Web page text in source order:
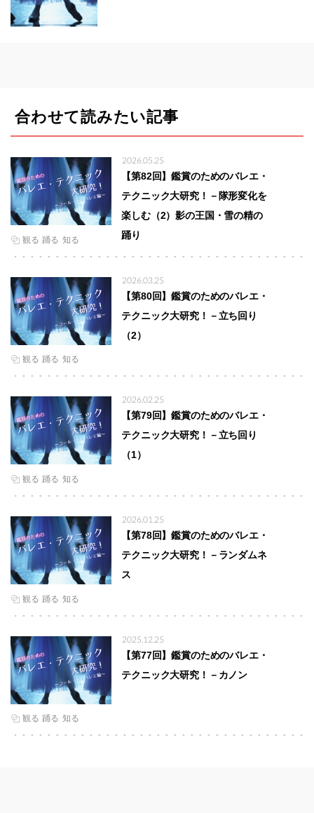
合わせて読みたい記事
観る 踊る 知る
2026.05.25
【第82回】鑑賞のためのバレエ・
テクニック大研究！－隊形変化を
楽しむ（2）影の王国・雪の精の
踊り
観る 踊る 知る
2026.03.25
【第80回】鑑賞のためのバレエ・
テクニック大研究！－立ち回り
（2）
観る 踊る 知る
2026.02.25
【第79回】鑑賞のためのバレエ・
テクニック大研究！－立ち回り
（1）
観る 踊る 知る
2026.01.25
【第78回】鑑賞のためのバレエ・
テクニック大研究！－ランダムネ
ス
観る 踊る 知る
2025.12.25
【第77回】鑑賞のためのバレエ・
テクニック大研究！－カノン